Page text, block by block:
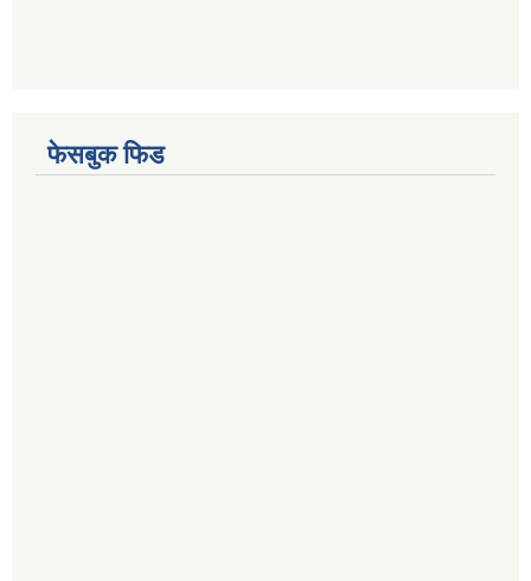
फेसबुक फिड